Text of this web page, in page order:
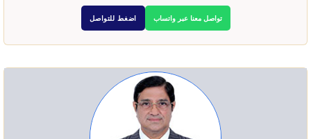
اضغط للتواصل تواصل معنا عبر واتساب